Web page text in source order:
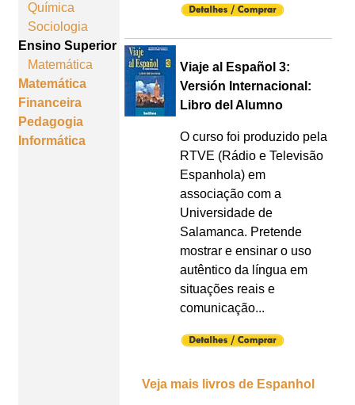
Química
Sociologia
Ensino Superior
Matemática
Matemática
Financeira
Pedagogia
Informática
Viaje al Español 3:
Versión Internacional:
Libro del Alumno
O curso foi produzido pela
RTVE (Rádio e Televisão
Espanhola) em
associação com a
Universidade de
Salamanca. Pretende
mostrar e ensinar o uso
autêntico da língua em
situações reais e
comunicação...
Veja mais livros de Espanhol